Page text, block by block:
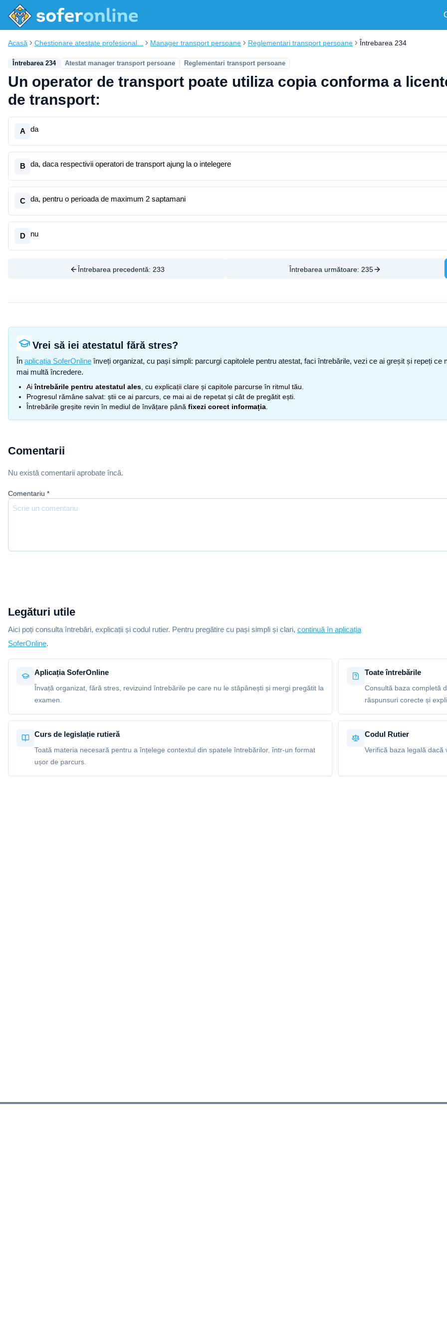
Acasă Chestionare atestate profesional... Manager transport persoane Reglementari transport persoane Întrebarea 234
Întrebarea 234 Atestat manager transport persoane Reglementari transport persoane
Un operator de transport poate utiliza copia conforma a
de transport:
A da
B da, daca respectivii operatori de transport ajung la o intelegere
C da, pentru o perioada de maximum 2 saptamani
D nu
Întrebarea precedentă: 233 Întrebarea următoare: 235
Vrei să iei atestatul fără stres?
În aplicația SoferOnline înveți organizat, cu pași simpli: parcurgi capitolele pentru atestat, faci întrebările, vezi ce ai greșit și repeți
mai multă încredere.
Aiîntrebările pentru atestatul ales , cu explicații clare și capitole parcurse în ritmul tău.
Progresul rămâne salvat: știi ce ai parcurs, ce mai ai de repetat și cât de pregătit ești.
Întrebările greșite revin în mediul de învățare până fixezi corect informația
Comentarii
Nu există comentarii aprobate încă.
Comentariu *
Legături utile
Aici poți consulta întrebări, explicații și codul rutier. Pentru pregătire cu pași simpli și clari, continuă în aplicația
SoferOnline.
Aplicația SoferOnline
Învață organizat, fără stres, revizuind întrebările pe care nu le stăpânești și mergi pregătit la
examen.
Toate întrebările
Consultă baza completă
răspunsuri corecte și
Curs de legislație rutieră
Toată materia necesară pentru a înțelege contextul din spatele întrebărilor, într-un format
ușor de parcurs.
Codul Rutier
Verifică baza legală dacă